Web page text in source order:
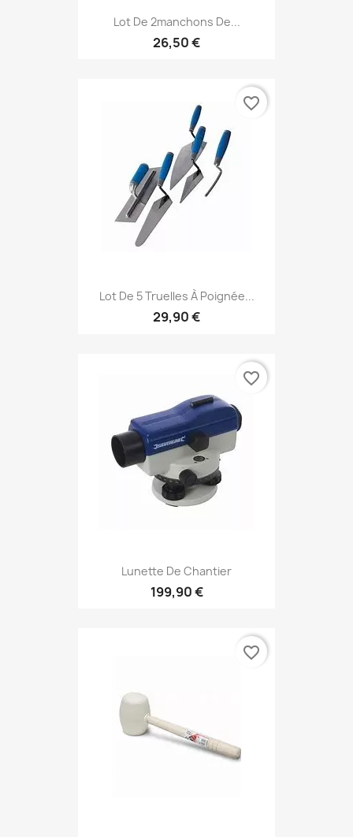
Lot De 2manchons De...
26,50 €
Lot De 5 Truelles À Poignée...
29,90 €
favorite_border
Lunette De Chantier
199,90 €
favorite_border
favorite_border